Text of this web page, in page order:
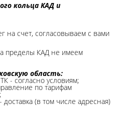
кольца КАД и
на счет, согласовываем с вами
пределы КАД не имеем
область:
- согласно условиям;
по тарифам
(в том числе адресная)